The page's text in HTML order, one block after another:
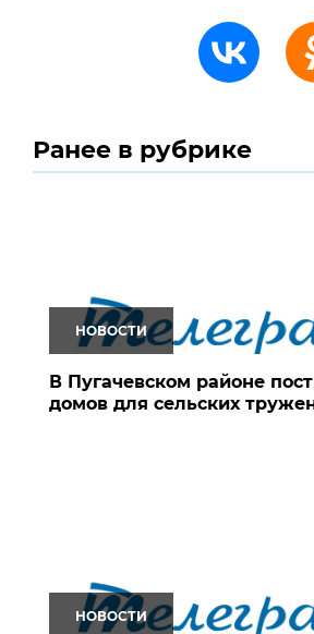
Ранее в рубрике
НОВОСТИ
В Пугачевском районе
домов для сельских
НОВОСТИ